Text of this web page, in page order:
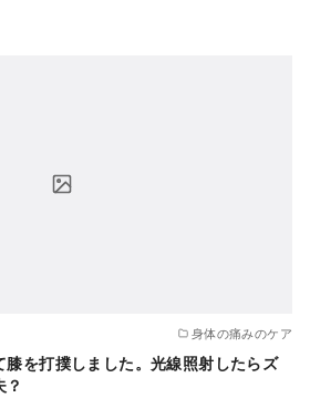
身体の痛みのケア
膝を打撲しました。光線照射したらズ